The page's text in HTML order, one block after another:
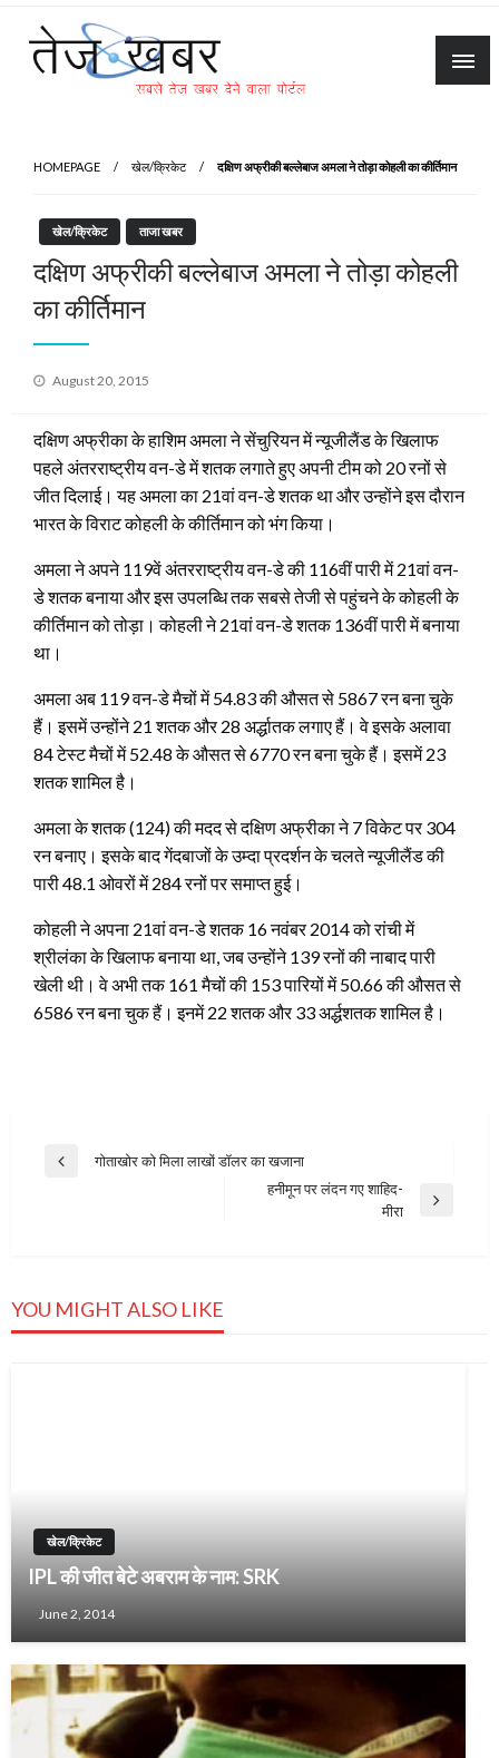
Skip
content
HOMEPAGE खेल/क्रिकेट दक्षिण अफ्रीकी बल्लेबाज अमला ने तोड़ा कोहली का कीर्तिमान
खेल/क्रिकेट ताजा खबर
दक्षिण अफ्रीकी बल्लेबाज अमला ने तोड़ा कोहली
का कीर्तिमान
Posted
August 20, 2015
दक्षिण अफ्रीका के हाशिम अमला ने सेंचुरियन में न्यूजीलैंड के खिलाफ
पहले अंतरराष्ट्रीय वन-डे में शतक लगाते हुए अपनी टीम को 20 रनों से
जीत दिलाई। यह अमला का 21वां वन-डे शतक था और उन्होंने इस दौरान
भारत के विराट कोहली के कीर्तिमान को भंग किया।
अमला ने अपने 119वें अंतरराष्ट्रीय वन-डे की 116वीं पारी में 21वां वन-
डे शतक बनाया और इस उपलब्धि तक सबसे तेजी से पहुंचने के कोहली के
कीर्तिमान को तोड़ा। कोहली ने 21वां वन-डे शतक 136वीं पारी में बनाया
था।
अमला अब 119 वन-डे मैचों में 54.83 की औसत से 5867 रन बना चुके
हैं। इसमें उन्होंने 21 शतक और 28 अर्द्धातक लगाए हैं। वे इसके अलावा
84 टेस्ट मैचों में 52.48 के औसत से 6770 रन बना चुके हैं। इसमें 23
शतक शामिल है।
अमला के शतक (124) की मदद से दक्षिण अफ्रीका ने 7 विकेट पर 304
रन बनाए। इसके बाद गेंदबाजों के उम्दा प्रदर्शन के चलते न्यूजीलैंड की
पारी 48.1 ओवरों में 284 रनों पर समाप्त हुई।
कोहली ने अपना 21वां वन-डे शतक 16 नवंबर 2014 को रांची में
श्रीलंका के खिलाफ बनाया था, जब उन्होंने 139 रनों की नाबाद पारी
खेली थी। वे अभी तक 161 मैचों की 153 पारियों में 50.66 की औसत से
6586 रन बना चुक हैं। इनमें 22 शतक और 33 अर्द्धशतक शामिल है।
Post
Previous
गोताखोर को मिला लाखों डॉलर का खजाना
हनीमून पर लंदन गए शाहिद-
मीरा
YOU MIGHT ALSO LIKE
खेल/क्रिकेट
IPL की जीत बेटे अबराम के नाम: SRK
June 2, 2014